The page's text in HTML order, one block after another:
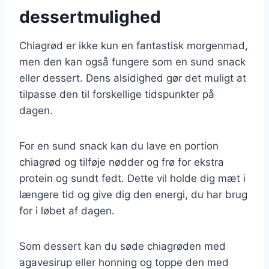
dessertmulighed
Chiagrød er ikke kun en fantastisk morgenmad,
men den kan også fungere som en sund snack
eller dessert. Dens alsidighed gør det muligt at
tilpasse den til forskellige tidspunkter på
dagen.
For en sund snack kan du lave en portion
chiagrød og tilføje nødder og frø for ekstra
protein og sundt fedt. Dette vil holde dig mæt i
længere tid og give dig den energi, du har brug
for i løbet af dagen.
Som dessert kan du søde chiagrøden med
agavesirup eller honning og toppe den med